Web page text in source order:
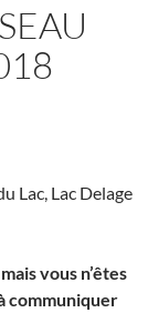
Lac, Lac Delage
vous n’êtes
communiquer